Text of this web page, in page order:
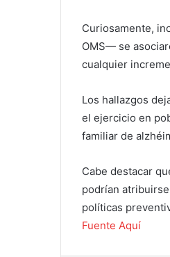
Curiosamente,
OMS— se
cualquier
Los hallazgos
el ejercicio en
familiar de
Cabe destacar
podrían
políticas
Fuente Aquí